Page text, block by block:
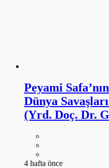
Peyami
Dünya
(Yrd. Doç. Dr.
4 hafta önce